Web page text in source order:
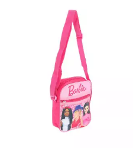
Umhängetasche Barbie Kleine für
Kinder – Leichte Tasche für Alltag &
lieferbar - in 4-5 Werktagen bei dir